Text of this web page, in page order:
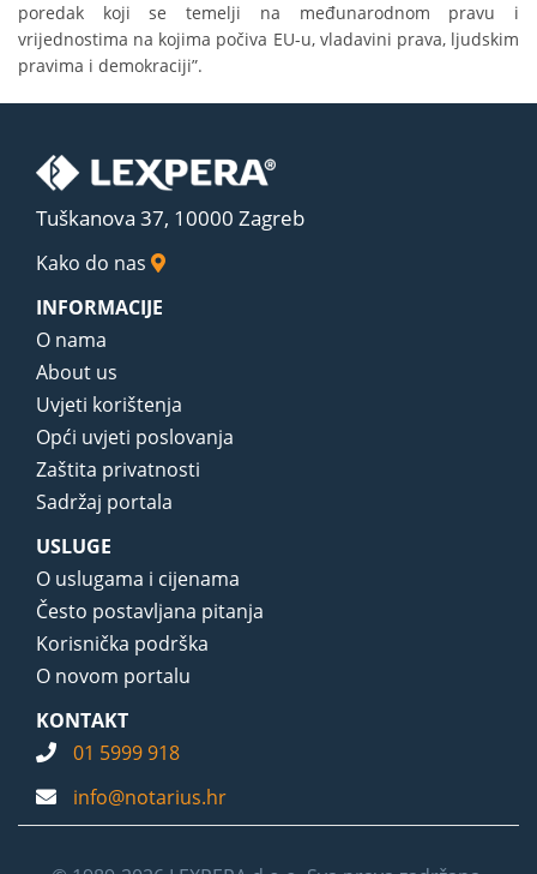
poredak koji se temelji na međunarodnom pravu i
vrijednostima na kojima počiva EU-u, vladavini prava, ljudskim
pravima i demokraciji”.
Tuškanova 37, 10000 Zagreb
Kako do nas
INFORMACIJE
O nama
About us
Uvjeti korištenja
Opći uvjeti poslovanja
Zaštita privatnosti
Sadržaj portala
USLUGE
O uslugama i cijenama
Često postavljana pitanja
Korisnička podrška
O novom portalu
KONTAKT
01 5999 918
info@notarius.hr